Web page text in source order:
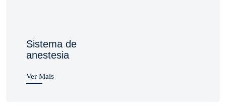
Sistema de
anestesia
Ver Mais